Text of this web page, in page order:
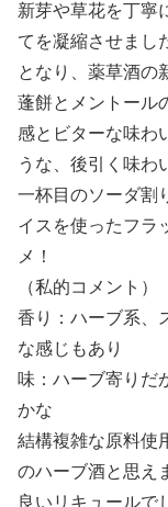
新芽や草花を丁寧
てを凝縮させまし
となり、薬草酒の
蓬餅とメントール
感とビターな味わ
うな、後引く味わ
一杯目のソーダ割
イスを使ったフラ
メ！
（私的コメント）
香り：ハーブ系、
な感じもあり
味：ハーブ寄りだ
かな
結構複雑な原料使
のハーブ酒と思え
良いリキュールで